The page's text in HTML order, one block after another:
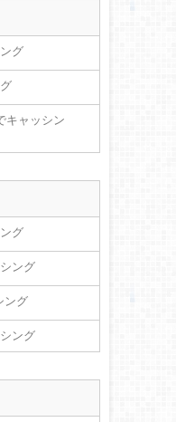
グ
キャッシン
グ
ング
ング
ング